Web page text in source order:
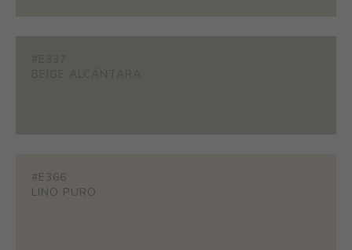
#E366
LINO PURO